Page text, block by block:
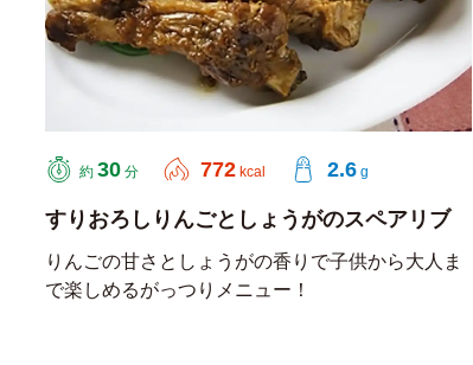
約 30 分 772 kcal 2.6 g
すりおろしりんごとしょうがのスペアリブ
りんごの甘さとしょうがの香りで子供から大人ま
で楽しめるがっつりメニュー！